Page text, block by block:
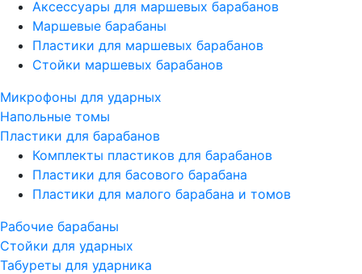
Аксессуары для маршевых барабанов
Маршевые барабаны
Пластики для маршевых барабанов
Стойки маршевых барабанов
Микрофоны для ударных
Напольные томы
Пластики для барабанов
Комплекты пластиков для барабанов
Пластики для басового барабана
Пластики для малого барабана и томов
Рабочие барабаны
Стойки для ударных
Табуреты для ударника